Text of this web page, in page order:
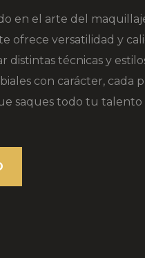
en el arte del
ofrece versatilidad y
técnicas y
con carácter, cada
saques todo tu talento